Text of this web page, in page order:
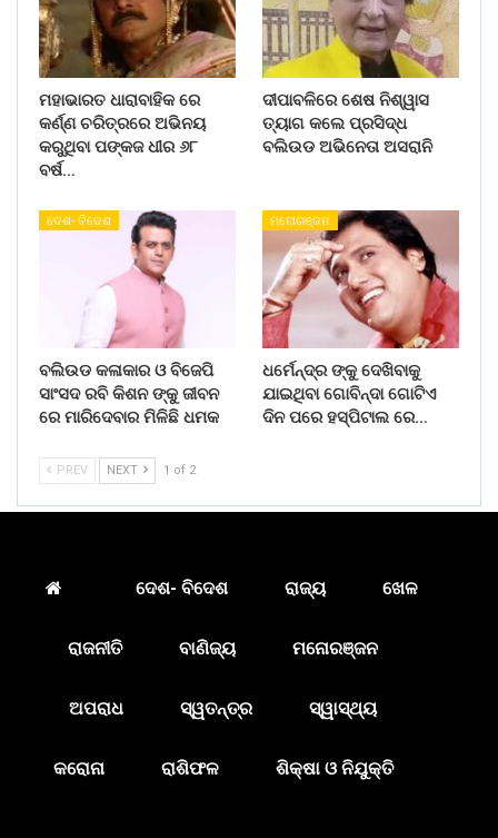
ମହାଭାରତ ଧାରାବାହିକ ରେ
କର୍ଣ୍ଣ ଚରିତ୍ରରେ ଅଭିନୟ
କରୁଥିବା ପଙ୍କଜ ଧୀର ୬୮
ବର୍ଷ…
ଦୀପାବଳିରେ ଶେଷ ନିଶ୍ୱାସ
ତ୍ୟାଗ କଲେ ପ୍ରସିଦ୍ଧ
ବଲିଉଡ ଅଭିନେତା ଅସରାନି
ଦେଶ- ବିଦେଶ
ବଲିଉଡ କଳାକାର ଓ ବିଜେପି
ସାଂସଦ ରବି କିଶନ ଙ୍କୁ ଜୀବନ
ରେ ମାରିଦେବାର ମିଳିଛି ଧମକ
ମନୋରଞ୍ଜନ
ଧର୍ମେନ୍ଦ୍ର ଙ୍କୁ ଦେଖିବାକୁ
ଯାଇଥିବା ଗୋବିନ୍ଦା ଗୋଟିଏ
ଦିନ ପରେ ହସ୍ପିଟାଲ ରେ…
PREV NEXT 1 of 2
ଦେଶ- ବିଦେଶ ରାଜ୍ୟ ଖେଳ
ରାଜନୀତି ବାଣିଜ୍ୟ ମନୋରଞ୍ଜନ
ଅପରାଧ ସ୍ୱତନ୍ତ୍ର ସ୍ୱାସ୍ଥ୍ୟ
କରୋନା ରାଶିଫଳ ଶିକ୍ଷା ଓ ନିଯୁକ୍ତି